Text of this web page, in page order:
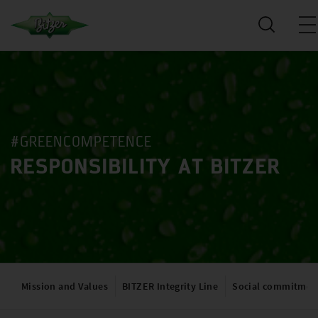
#GREENCOMPETENCE
RESPONSIBILITY AT BITZER
Mission and Values BITZER Integrity Line Social